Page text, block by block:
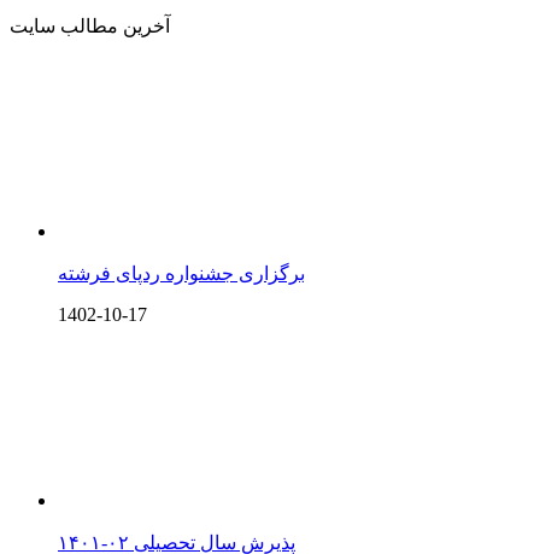
آخرین مطالب سایت
برگزاری جشنواره ردپای فرشته
1402-10-17
پذیرش سال تحصیلی ۰۲-۱۴۰۱